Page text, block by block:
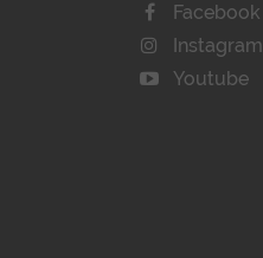
Facebook
Instagram
Youtube